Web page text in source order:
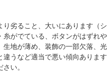
り劣ること、大いにあります（シ
糸がでている、ボタンがはずれや
地が薄め、装飾の一部欠落、光
うなど適当で悪い傾向あります
い。